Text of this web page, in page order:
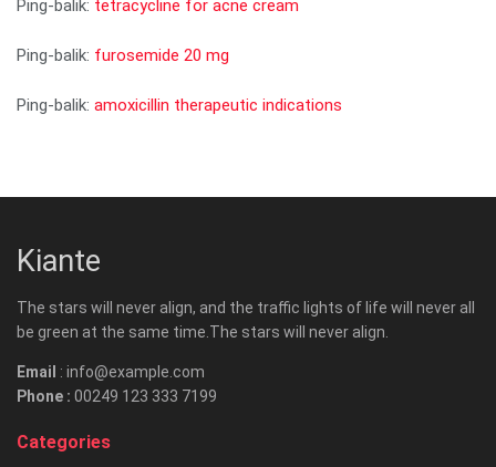
Ping-balik: tetracycline for acne cream
Ping-balik: furosemide 20 mg
Ping-balik: amoxicillin therapeutic indications
Kiante
The stars will never align, and the traffic lights of life will never all
be green at the same time.The stars will never align.
Email : info@example.com
Phone : 00249 123 333 7199
Categories